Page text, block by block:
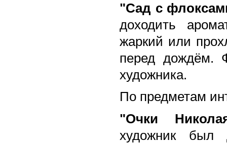
"Сад с
доходить
жаркий или
перед дождём.
художника.
По предметам
"Очки
художник был